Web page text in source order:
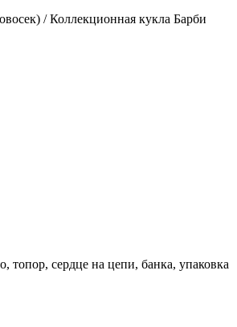
/ Коллекционная кукла Барби
сердце на цепи, банка, упаковка